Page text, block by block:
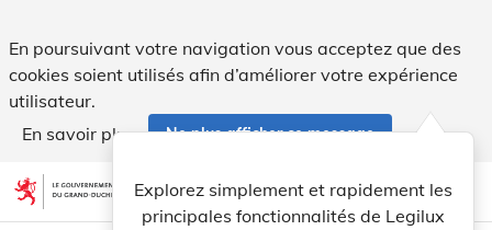
En poursuivant votre navigation vous acceptez que des
cookies soient utilisés afin d’améliorer votre expérience
utilisateur.
En savoir plus
Ne plus afficher ce message
Aller au contenu account_circle help Aide
Explorez simplement et rapidement les
principales fonctionnalités de Legilux
light_mode dark_mode